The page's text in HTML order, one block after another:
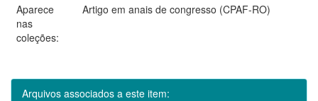
Aparece
nas
coleções:
Artigo em anais de congresso (CPAF-RO)
Arquivos associados a este item: